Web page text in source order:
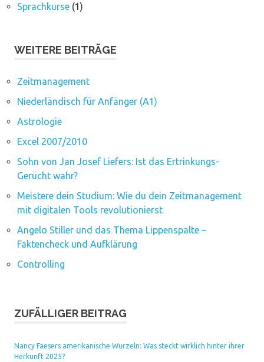
Sprachkurse(1)
WEITERE BEITRÄGE
Zeitmanagement
Niederländisch für Anfänger (A1)
Astrologie
Excel 2007/2010
Sohn von Jan Josef Liefers: Ist das Ertrinkungs-
Gerücht wahr?
Meistere dein Studium: Wie du dein Zeitmanagement
mit digitalen Tools revolutionierst
Angelo Stiller und das Thema Lippenspalte –
Faktencheck und Aufklärung
Controlling
ZUFÄLLIGER BEITRAG
Nancy Faesers amerikanische Wurzeln: Was steckt wirklich hinter ihrer
Herkunft 2025?